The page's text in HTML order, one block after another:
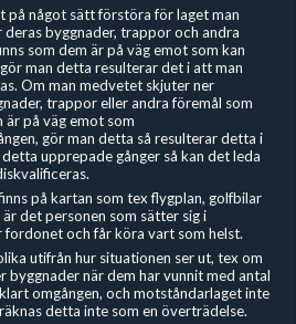
på något sätt förstöra för laget man
deras byggnader, trappor och andra
som dem är på väg emot som kan
man detta resulterar det i att man
Om man medvetet skjuter ner
trappor eller andra föremål som
är på väg emot som
gör man detta så resulterar detta i
upprepade gånger så kan det leda
på kartan som tex flygplan, golfbilar
det personen som sätter sig i
fordonet och får köra vart som helst.
utifrån hur situationen ser ut, tex om
byggnader när dem har vunnit med antal
omgången, och motståndarlaget inte
detta inte som en överträdelse.